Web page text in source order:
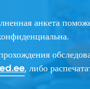
анкета
, либо